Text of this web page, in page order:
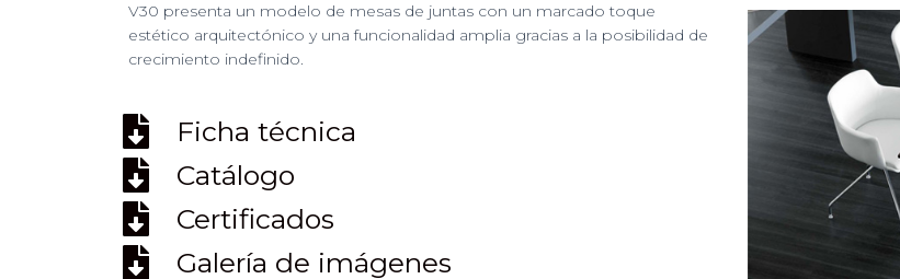
V30 presenta un modelo de mesas de juntas con un marcado toque
estético arquitectónico y una funcionalidad amplia gracias a la posibilidad de
crecimiento indefinido.
Ficha técnica
Catálogo
Certificados
Galería de imágenes